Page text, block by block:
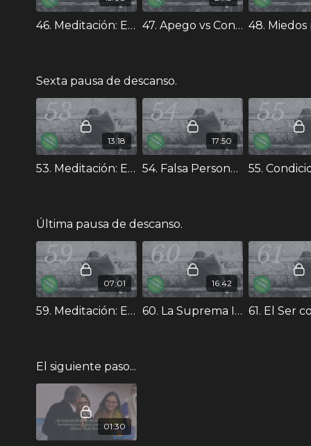
46. Meditación: Explorando mi zona de miedos. - Curso II 47. Apego vs Conducta de Apego. - Curso II
Sexta pausa de descanso.
13:18
53. Meditación: Exploración de la Susceptibilidad. - Curso II
17:50
54. Falsa Personalidad. - Curso II
Última pausa de descanso.
07:01
59. Meditación: Expansión de conciencia. - Curso II
16:42
60. La Suprema Identidad: Uno, Bueno, Bello y Verdadero. - Curso II
El siguiente paso...
01:30